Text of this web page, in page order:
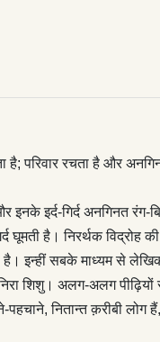
जिनमें कामयाब
पाने का दर्द है,
गिर्द घूमती है।
का जुलूस है
निरा शिशु।
इन सबके अन्तस में
का प्रतीक है।
नितान्त अपने
सगा, बिलकुल अपना
है; परिवार रचता है और
इर्द-गिर्द अनगिनत रंग-
घूमती है। निरर्थक
इन्हीं सबके माध्यम से
शिशु। अलग-अलग
नितान्त क़रीबी